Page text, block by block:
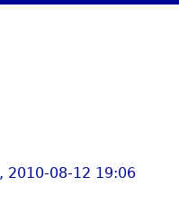
2010-08-12 19:06